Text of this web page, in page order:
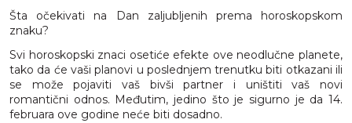
Šta očekivati na Dan zaljubljenih prema horoskopskom
znaku?
Svi horoskopski znaci osetiće efekte ove neodlučne planete,
tako da će vaši planovi u poslednjem trenutku biti otkazani ili
se može pojaviti vaš bivši partner i uništiti vaš novi
romantični odnos. Međutim, jedino što je sigurno je da 14.
februara ove godine neće biti dosadno.